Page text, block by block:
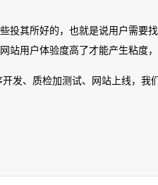
投其所好的，也就是说用户需要
站用户体验度高了才能产生粘度，
发、质检加测试、网站上线，我